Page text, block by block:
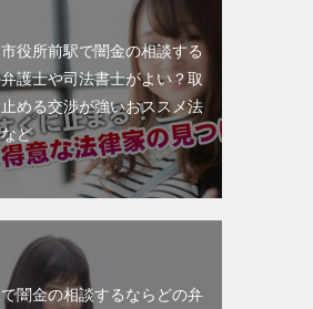
役所前駅で闇金の相談する
護士や司法書士がよい？取
める交渉が強いおススメ法
ど
闇金の相談するならどの弁